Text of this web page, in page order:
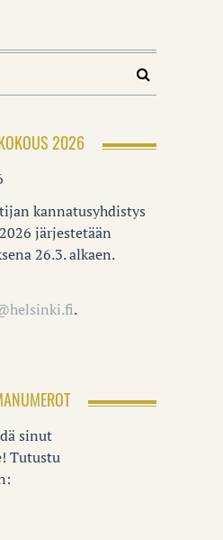
2026
kannatusyhdistys
järjestetään
26.3. alkaen.
.
sinut
Tutustu